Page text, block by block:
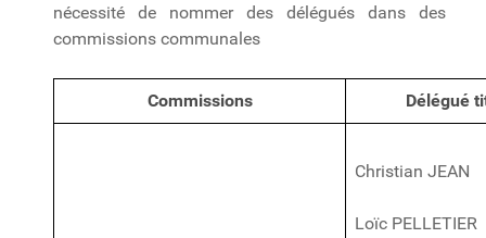
nécessité de nommer des délégués dans des
commissions communales
Commissions Délégué
Christian JEAN
Loïc PELLETIER